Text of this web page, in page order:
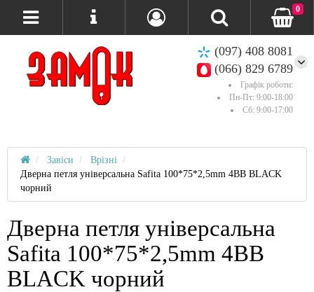
(097) 408 8081
(066) 829 6789
Графік роботи:
Пн-Пт: 9:00-18:00
Сб: 9:00-17:00
0
Завіси
Врізні
Дверна петля універсальна Safita 100*75*2,5mm 4BB BLACK
чорний
Дверна петля універсальна
Safita 100*75*2,5mm 4BB
BLACK чорний